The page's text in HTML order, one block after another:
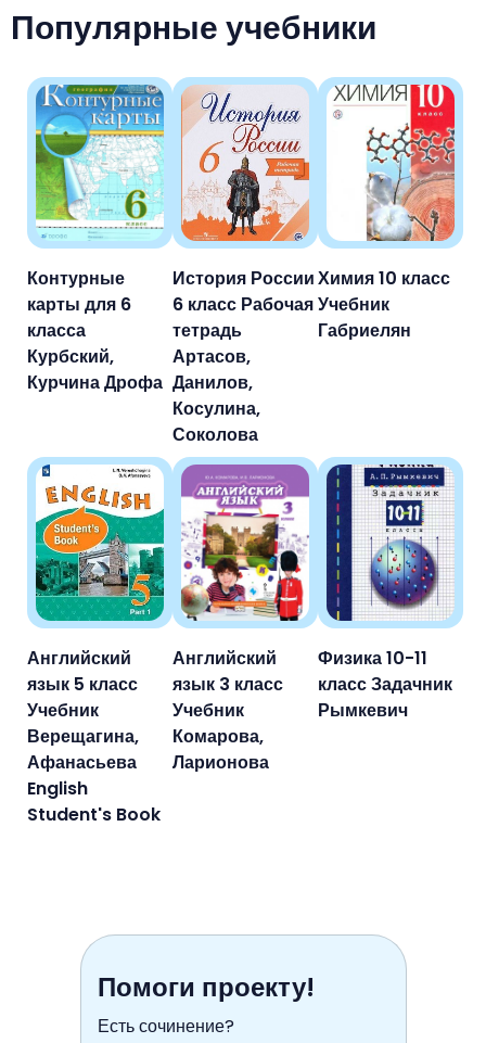
Популярные учебники
Контурные
карты для 6
класса
Курбский,
Курчина Дрофа
История России
6 класс Рабочая
тетрадь
Артасов,
Данилов,
Косулина,
Соколова
Химия 10 класс
Учебник
Габриелян
Английский
язык 5 класс
Учебник
Верещагина,
Афанасьева
English
Student's Book
Английский
язык 3 класс
Учебник
Комарова,
Ларионова
Физика 10-11
класс Задачник
Рымкевич
Помоги проекту!
Есть сочинение?